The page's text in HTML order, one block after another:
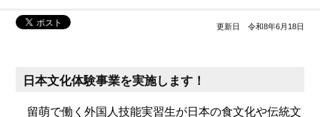
更新日 令和8年6月18日
日本文化体験事業を実施します！
留萌で働く外国人技能実習生が日本の食文化や伝統文